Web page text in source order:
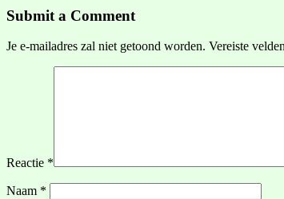
Submit a Comment
Je e-mailadres zal niet getoond worden. Vereiste
Reactie *
Naam *